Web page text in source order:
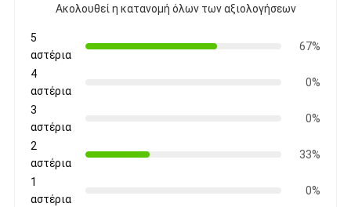
Ακολουθεί η κατανομή όλων των αξιολογήσεων
5
αστέρια
67%
4
αστέρια
0%
3
αστέρια
0%
2
αστέρια
33%
1
αστέρια
0%